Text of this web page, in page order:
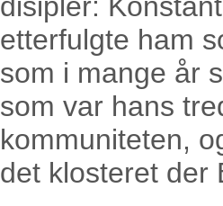
etterfulgte ham
som i mange år
som var hans
kommuniteten,
det klosteret der